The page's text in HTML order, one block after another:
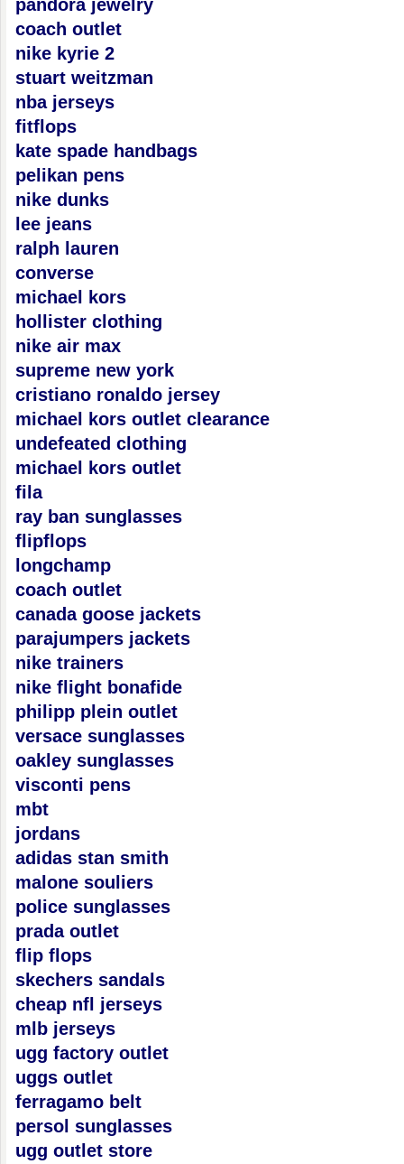
pandora jewelry
coach outlet
nike kyrie 2
stuart weitzman
nba jerseys
fitflops
kate spade handbags
pelikan pens
nike dunks
lee jeans
ralph lauren
converse
michael kors
hollister clothing
nike air max
supreme new york
cristiano ronaldo jersey
michael kors outlet clearance
undefeated clothing
michael kors outlet
fila
ray ban sunglasses
flipflops
longchamp
coach outlet
canada goose jackets
parajumpers jackets
nike trainers
nike flight bonafide
philipp plein outlet
versace sunglasses
oakley sunglasses
visconti pens
mbt
jordans
adidas stan smith
malone souliers
police sunglasses
prada outlet
flip flops
skechers sandals
cheap nfl jerseys
mlb jerseys
ugg factory outlet
uggs outlet
ferragamo belt
persol sunglasses
ugg outlet store